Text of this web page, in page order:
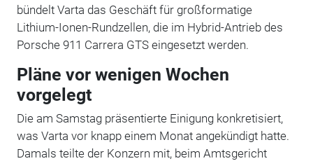
bündelt Varta das Geschäft für großformatige
Lithium-Ionen-Rundzellen, die im Hybrid-Antrieb des
Porsche 911 Carrera GTS eingesetzt werden.
Pläne vor wenigen Wochen
vorgelegt
Die am Samstag präsentierte Einigung konkretisiert,
was Varta vor knapp einem Monat angekündigt hatte.
Damals teilte der Konzern mit, beim Amtsgericht